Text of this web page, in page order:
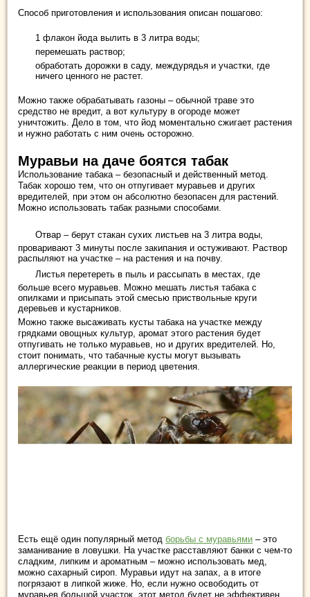
Способ приготовления и использования описан пошагово:
1 флакон йода вылить в 3 литра воды;
перемешать раствор;
обработать дорожки в саду, междурядья и участки, где
ничего ценного не растет.
Можно также обрабатывать газоны – обычной траве это
средство не вредит, а вот культуру в огороде может
уничтожить. Дело в том, что йод моментально сжигает растения
и нужно работать с ним очень осторожно.
Муравьи на даче боятся табак
Использование табака – безопасный и действенный метод.
Табак хорошо тем, что он отпугивает муравьев и других
вредителей, при этом он абсолютно безопасен для растений.
Можно использовать табак разными способами.
Отвар – берут стакан сухих листьев на 3 литра воды,
проваривают 3 минуты после закипания и остуживают. Раствор
распыляют на участке – на растения и на почву.
Листья перетереть в пыль и рассыпать в местах, где
больше всего муравьев. Можно мешать листья табака с
опилками и присыпать этой смесью приствольные круги
деревьев и кустарников.
Можно также высаживать кусты табака на участке между
грядками овощных культур, аромат этого растения будет
отпугивать не только муравьев, но и других вредителей. Но,
стоит понимать, что табачные кусты могут вызывать
аллергические реакции в период цветения.
Есть ещё один популярный метод борьбы с муравьями – это
заманивание в ловушки. На участке расставляют банки с чем-то
сладким, липким и ароматным – можно использовать мед,
можно сахарный сироп. Муравьи идут на запах, а в итоге
погрязают в липкой жиже. Но, если нужно освободить от
муравьев большой участок, этот метод будет не эффективен.